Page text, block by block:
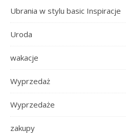
Ubrania w stylu basic Inspiracje
Uroda
wakacje
Wyprzedaż
Wyprzedaże
zakupy